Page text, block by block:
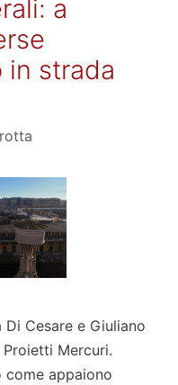
a
in strada
Cesare e Giuliano
Mercuri.
come appaiono